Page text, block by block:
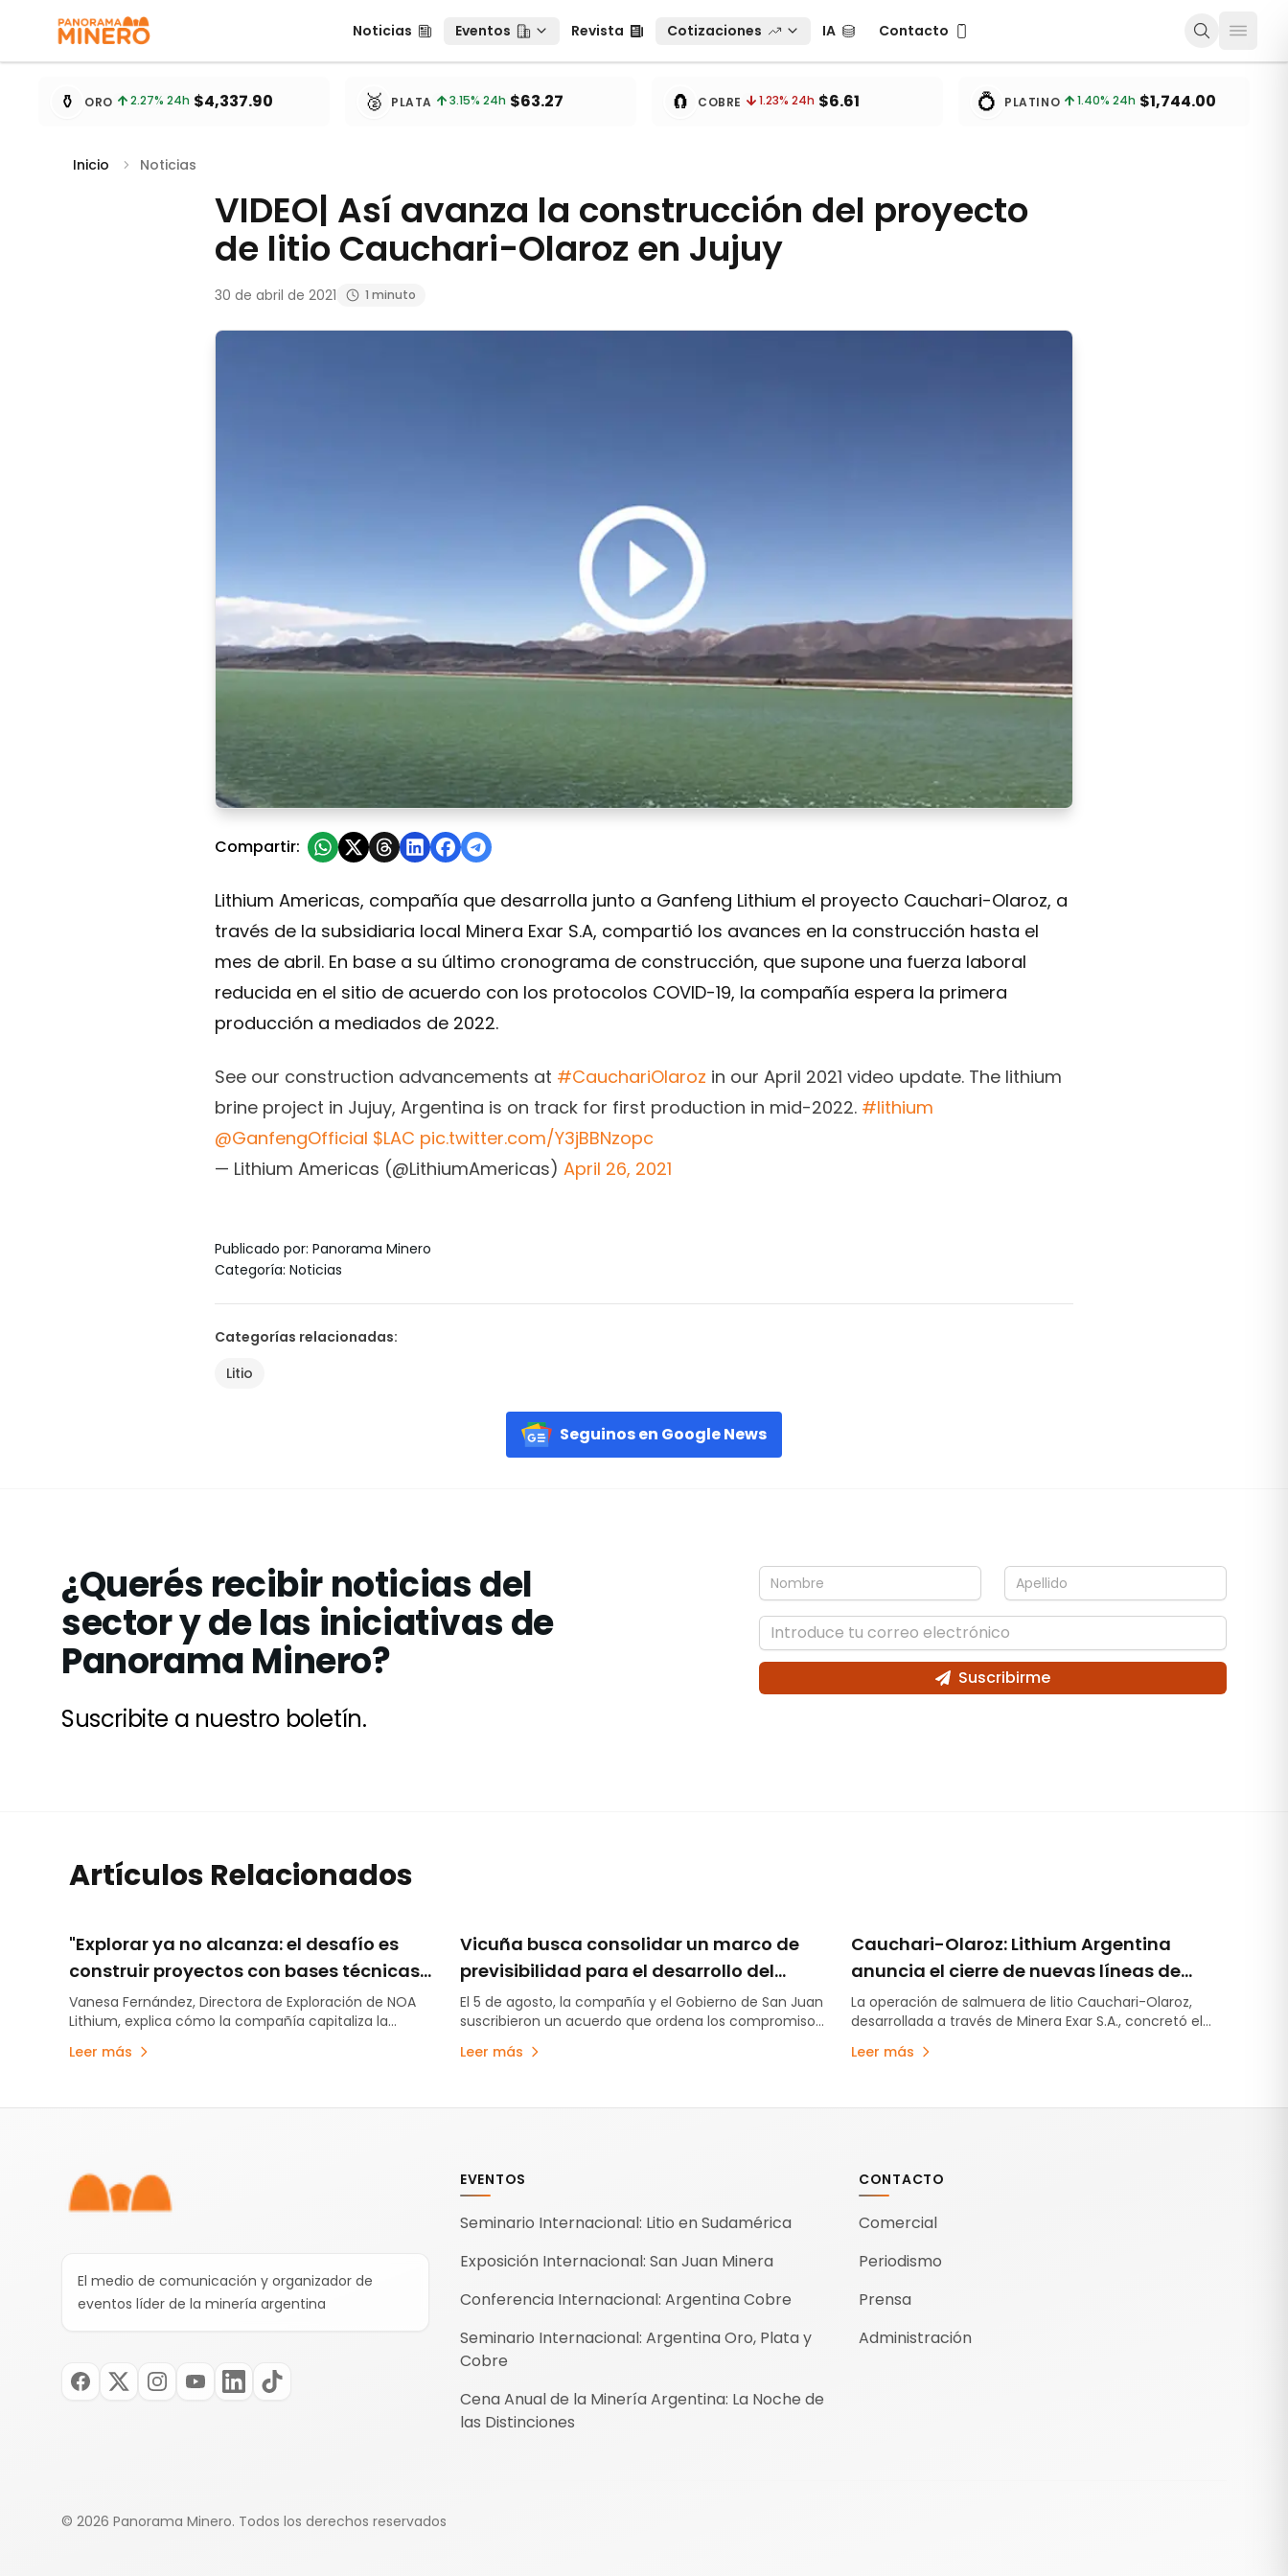
Noticias
Noticias Eventos
Eventos Revista
Revista Cotizaciones
Cotizaciones IAIA Contacto
Contacto
Cotizaciones de metales actualizadas cada 15 minutos
⚱️ ORO 2.27% 24h $4,337.90 🥈 PLATA 3.15% 24h $63.27 🧲 COBRE 1.23% 24h $6.61 💍 PLATINO 1.40% 24h $1,744.00
Inicio Noticias
VIDEO| Así avanza la construcción del proyecto
de litio Cauchari-Olaroz en Jujuy
30 de abril de 2021 1 minuto
VIDEO| Así avanza la construcción del proyecto de litio Cauchari-Olaroz en Jujuy
Compartir:
Lithium Americas, compañía que desarrolla junto a Ganfeng Lithium el proyecto Cauchari-Olaroz, a
través de la subsidiaria local Minera Exar S.A, compartió los avances en la construcción hasta el
mes de abril. En base a su último cronograma de construcción, que supone una fuerza laboral
reducida en el sitio de acuerdo con los protocolos COVID-19, la compañía espera la primera
producción a mediados de 2022.
See our construction advancements at #CauchariOlaroz in our April 2021 video update. The lithium
brine project in Jujuy, Argentina is on track for first production in mid-2022. #lithium
@GanfengOfficial $LAC pic.twitter.com/Y3jBBNzopc
— Lithium Americas (@LithiumAmericas) April 26, 2021
Publicado por: Panorama Minero
Categoría: Noticias
Categorías relacionadas:
Litio
Seguinos en Google News
¿Querés recibir noticias del
sector y de las iniciativas de
Panorama Minero?
Suscribite a nuestro boletín.
Suscribirme
Artículos Relacionados
"Explorar ya no alcanza: el desafío es
construir proyectos con bases técnicas
sólidas"
Vanesa Fernández, Directora de Exploración de NOA
Lithium, explica cómo la compañía capitaliza la
experiencia obtenida en Río Grande para optimizar el
avance de Arizaro y Salinas Grandes.
Leer más
Vicuña busca consolidar un marco de
previsibilidad para el desarrollo del
proyecto en San Juan
El 5 de agosto, la compañía y el Gobierno de San Juan
suscribieron un acuerdo que ordena los compromisos
establecidos en la Declaración de Impacto Ambiental,
estabiliza el esquema de regalías e incorpora un
Leer más
Cauchari-Olaroz: Lithium Argentina
anuncia el cierre de nuevas líneas de
deuda por US$220 millones
La operación de salmuera de litio Cauchari-Olaroz,
desarrollada a través de Minera Exar S.A., concretó el
cierre de nuevas líneas de deuda no garantizada por
US$220 millones, fortaleciendo aún más su posición
Leer más
El medio de comunicación y organizador de
eventos líder de la minería argentina
EVENTOS
Seminario Internacional: Litio en Sudamérica
Exposición Internacional: San Juan Minera
Conferencia Internacional: Argentina Cobre
Seminario Internacional: Argentina Oro, Plata y
Cobre
Cena Anual de la Minería Argentina: La Noche de
las Distinciones
CONTACTO
Comercial
Periodismo
Prensa
Administración
© 2026 Panorama Minero. Todos los derechos reservados